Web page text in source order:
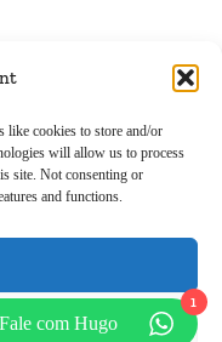
like cookies to store and/or
will allow us to process
site. Not consenting or
and functions.
1
Fale com Hugo